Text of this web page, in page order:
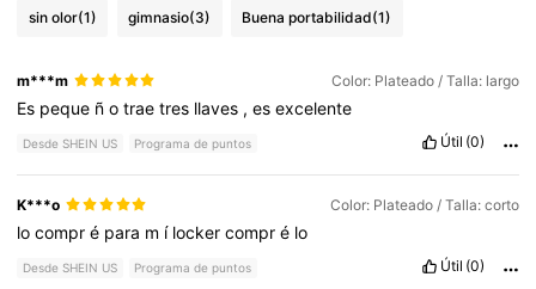
sin olor(1) gimnasio(3) Buena portabilidad(1)
m***m Color: Plateado / Talla: largo
Es peque ñotraetres llaves ,esexcelente
Desde SHEIN US Programa de puntos Útil (0)
K***o Color: Plateado / Talla: corto
locompré para m í lockercompré lo
Desde SHEIN US Programa de puntos Útil (0)